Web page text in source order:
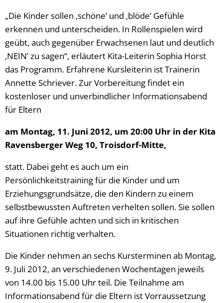
„Die Kinder sollen ‚schöne’ und ‚blöde’ Gefühle
erkennen und unterscheiden. In Rollenspielen wird
geübt, auch gegenüber Erwachsenen laut und deutlich
‚NEIN’ zu sagen“, erläutert Kita-Leiterin Sophia Horst
das Programm. Erfahrene Kursleiterin ist Trainerin
Annette Schriever. Zur Vorbereitung findet ein
kostenloser und unverbindlicher Informationsabend
für Eltern
am Montag, 11. Juni 2012, um 20:00 Uhr in der Kita
Ravensberger Weg 10, Troisdorf-Mitte,
statt. Dabei geht es auch um ein
Persönlichkeitstraining für die Kinder und um
Erziehungsgrundsätze, die den Kindern zu einem
selbstbewussten Auftreten verhelten sollen. Sie sollen
auf ihre Gefühle achten und sich in kritischen
Situationen richtig verhalten.
Die Kinder nehmen an sechs Kursterminen ab Montag,
9. Juli 2012, an verschiedenen Wochentagen jeweils
von 14.00 bis 15.00 Uhr teil. Die Teilnahme am
Informationsabend für die Eltern ist Vorraussetzung